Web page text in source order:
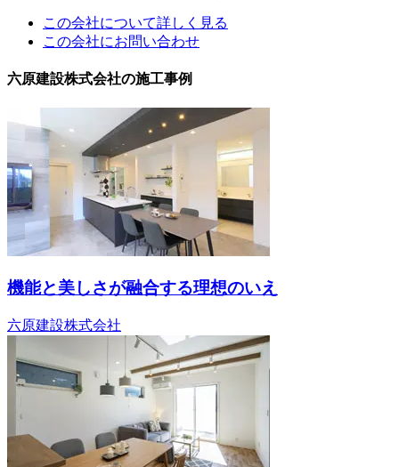
この会社について詳しく見る
この会社にお問い合わせ
六原建設株式会社の施工事例
機能と美しさが融合する理想のいえ
六原建設株式会社